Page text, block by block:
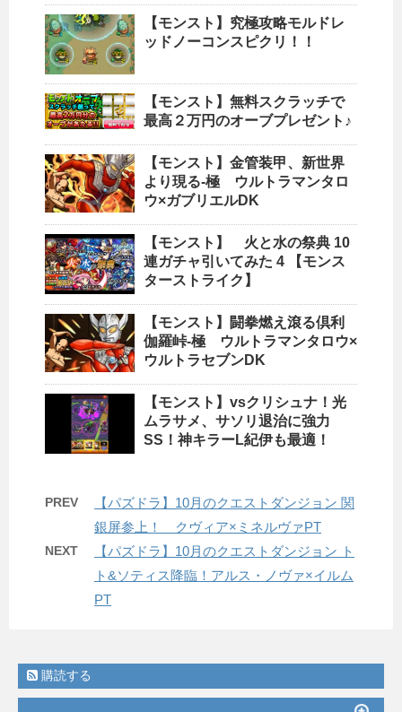
【モンスト】究極攻略モルドレ
ッドノーコンスピクリ！！
【モンスト】無料スクラッチで
最高２万円のオーブプレゼント♪
【モンスト】金管装甲、新世界
より現る-極 ウルトラマンタロ
ウ×ガブリエルDK
【モンスト】 火と水の祭典 10
連ガチャ引いてみた 4 【モンス
ターストライク】
【モンスト】闘拳燃え滾る倶利
伽羅峠-極 ウルトラマンタロウ×
ウルトラセブンDK
【モンスト】vsクリシュナ！光
ムラサメ、サソリ退治に強力
SS！神キラーL紀伊も最適！
PREV
【パズドラ】10月のクエストダンジョン 関
銀屏参上！ クヴィア×ミネルヴァPT
NEXT
【パズドラ】10月のクエストダンジョン ト
ト&ソティス降臨！アルス・ノヴァ×イルム
PT
購読する